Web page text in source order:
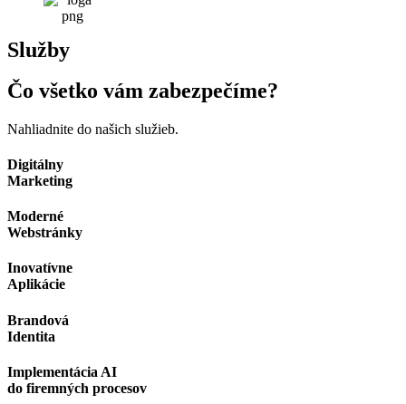
Služby
Čo všetko vám zabezpečíme?
Nahliadnite do našich služieb.
Digitálny
Marketing
Moderné
Webstránky
Inovatívne
Aplikácie
Brandová
Identita
Implementácia AI
do firemných procesov